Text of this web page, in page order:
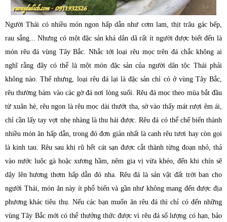
Người Thái có nhiều món ngon hấp dẫn như cơm lam, thịt trâu gác bếp,
rau sắng... Nhưng có một đặc sản khá dân dã rất ít người được biết đến là
món rêu đá vùng Tây Bắc. Nhắc tới loại rêu mọc trên đá chắc không ai
nghĩ rằng đây có thể là một món đặc sản của người dân tộc Thái phải
không nào. Thế nhưng, loại rêu đá lại là đặc sản chỉ có ở vùng Tây Bắc,
rêu thường bám vào các gờ đá nơi lòng suối. Rêu đá mọc theo mùa bắt đầu
từ xuân hè, rêu ngon là rêu mọc dài thướt tha, sờ vào thấy mát rượi êm ái,
chỉ cần lấy tay vợt nhẹ nhàng là thu hái được. Rêu đá có thể chế biến thành
nhiều món ăn hấp dẫn, trong đó đơn giản nhất là canh rêu tươi hay còn gọi
là kinh tau. Rêu sau khi rũ hết cát sạn được cắt thành từng đoạn nhỏ, thả
vào nước luộc gà hoặc xương hầm, nêm gia vị vừa khéo, đến khi chín sẽ
dậy lên hương thơm hấp dẫn đó nha. Rêu đá là sản vật đất trời ban cho
người Thái, món ăn này ít phổ biến và gần như không mang đến được địa
phương khác tiêu thụ. Nếu các bạn muốn ăn rêu đá thì chỉ có đến những
vùng Tây Bắc mới có thể thưởng thức được vì rêu đá số lượng có hạn, bảo